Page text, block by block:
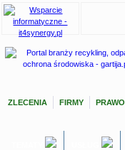
ZLECENIA FIRMY PRAWO